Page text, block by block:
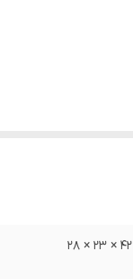
42 × 23 × 28